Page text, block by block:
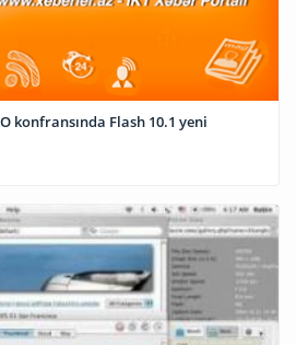
konfransında Flash 10.1 yeni